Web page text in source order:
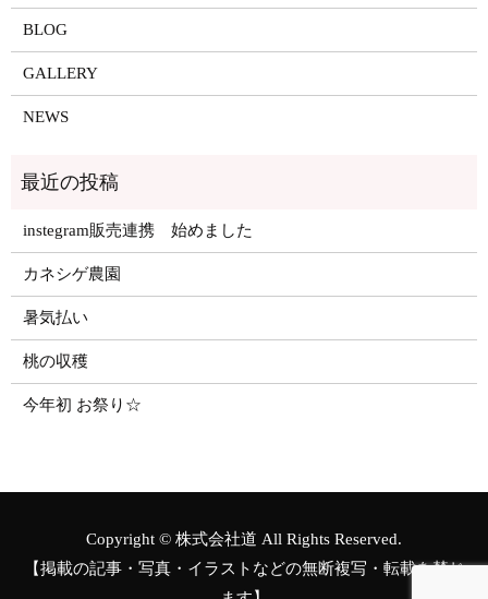
BLOG
GALLERY
NEWS
instegram販売連携 始めました
カネシゲ農園
暑気払い
桃の収穫
今年初 お祭り☆
Copyright © 株式会社道 All Rights Reserved.
【掲載の記事・写真・イラストなどの無断複写・転載を禁じ